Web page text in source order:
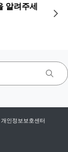
알려주세
개인정보보호센터